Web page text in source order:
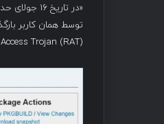
Access Trojan (RAT) شناسایی شده است.»